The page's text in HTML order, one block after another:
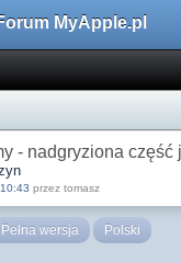
MyApple.pl
- nadgryziona część
przez tomasz
Pełna wersja Polski